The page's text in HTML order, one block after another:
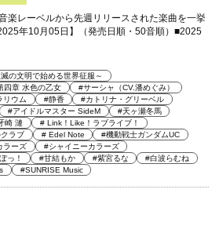
楽レーベルから先週リリースされた楽曲を一挙
年10月05日】（発売日順・50音順）■2025
の文明で始める世界征服～
四章 水色の乙女
#サーシャ（CV.潘めぐみ）
リウム
#静香
#カトリナ・グリーベル
#アイドルマスター SideM
#天ヶ瀬冬馬
崎 漣
# Link！Like！ラブライブ！
ラブ
# Edel Note
#機動戦士ガンダムUC
ラーズ
#シャイニーカラーズ
っ！ #甘結もか #紫宮るな
#白波らむね
#SUNRISE Music